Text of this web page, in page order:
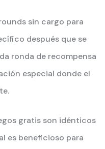
sin cargo para
después que se
ronda de recompensa
especial donde el
gratis son idénticos
es beneficioso para